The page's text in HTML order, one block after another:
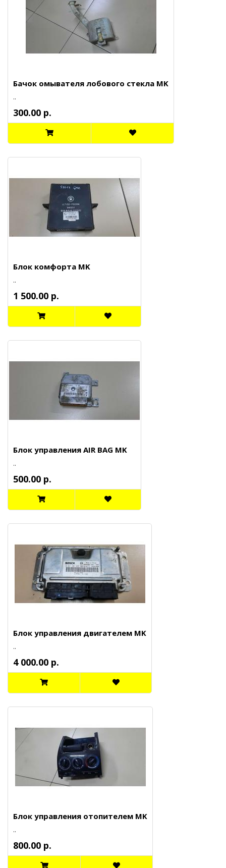
Бачок омывателя лобового стекла MK
..
300.00 р.
Блок комфорта MK
..
1 500.00 р.
Блок управления AIR BAG MK
..
500.00 р.
Блок управления двигателем MK
..
4 000.00 р.
Блок управления отопителем MK
..
800.00 р.